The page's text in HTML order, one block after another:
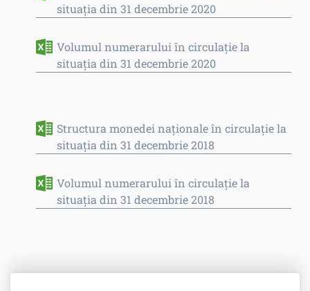
situaţia din 31 decembrie 2020
Volumul numerarului în circulaţie la
situația din 31 decembrie 2020
Structura monedei naţionale în circulaţie la
situaţia din 31 decembrie 2018
Volumul numerarului în circulaţie la
situația din 31 decembrie 2018